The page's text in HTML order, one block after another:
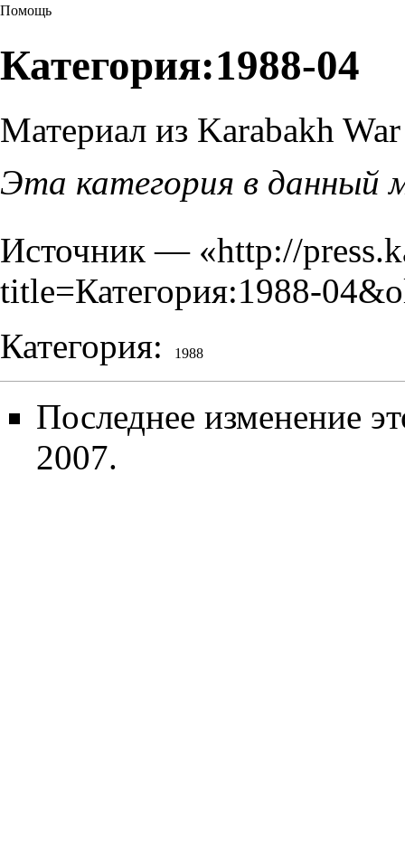
Помощь
Категория:1988-04
Материал из Karabakh
Эта категория в данный
Источник — «http://
title=Категория:1988-
Категория: 1988
Последнее изменение
2007.